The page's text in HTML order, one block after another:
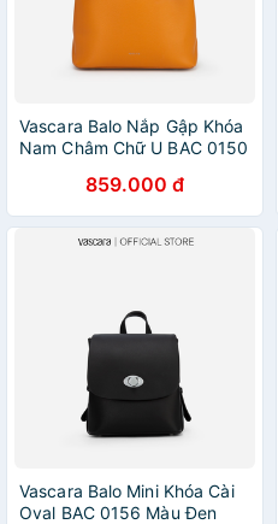
Vascara Balo Nắp Gập Khóa
Nam Châm Chữ U BAC 0150
859.000 đ
Vascara Balo Mini Khóa Cài
Oval BAC 0156 Màu Đen